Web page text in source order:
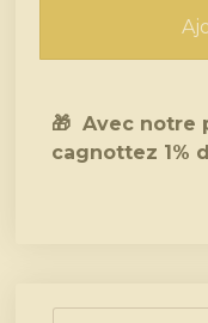
🎁 Avec notre
cagnottez 1%